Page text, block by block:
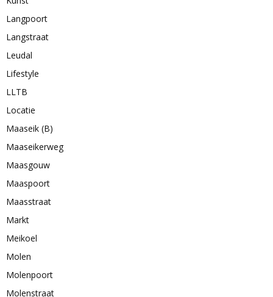
Langpoort
Langstraat
Leudal
Lifestyle
LLTB
Locatie
Maaseik (B)
Maaseikerweg
Maasgouw
Maaspoort
Maasstraat
Markt
Meikoel
Molen
Molenpoort
Molenstraat